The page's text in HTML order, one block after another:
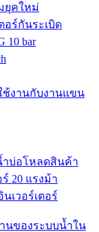
ยุคใหม่
อร์กันระเบิด
10 bar
ช้งานกับงานแขน
ำบ่อโหลดสินค้า
20 แรงม้า
เวอร์เตอร์
นของระบบน้ำใน